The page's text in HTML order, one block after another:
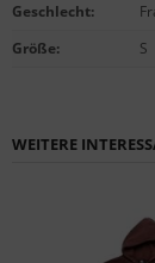
Geschlecht:
Größe: S
WEITERE